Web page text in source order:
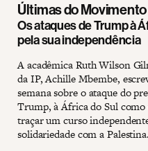
Últimas do Movimento
Os ataques de Trump à
pela sua independência
A acadêmica Ruth Wilson
da IP, Achille Mbembe,
semana sobre o ataque do
Trump, à África do Sul
traçar um curso
solidariedade com a Palestina.